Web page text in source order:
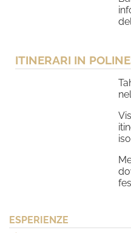
ITINERARI IN
ESPERIENZE